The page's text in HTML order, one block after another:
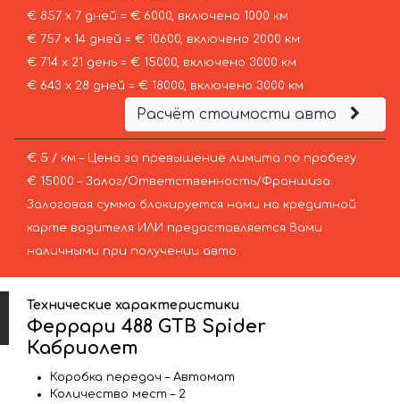
€ 857 х 7 дней = € 6000, включено 1000 км
€ 757 х 14 дней = € 10600, включено 2000 км
€ 714 х 21 день = € 15000, включено 3000 км
€ 643 х 28 дней = € 18000, включено 3000 км
Расчёт стоимости авто
€ 5 / км – Цена за превышение лимита по пробегу
€ 15000 – Залог/Ответственность/Франшиза.
Залоговая сумма блокируется нами на кредитной
карте водителя ИЛИ предоставляется Вами
наличными при получении авто.
Технические характеристики
Феррари 488 GTB Spider
Кабриолет
Коробка передач – Автомат
Количество мест – 2